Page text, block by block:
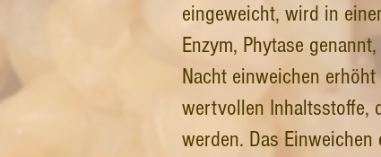
eingeweicht, wird in
Enzym, Phytase
Nacht einweichen
wertvollen Inhaltsstoffe,
werden. Das